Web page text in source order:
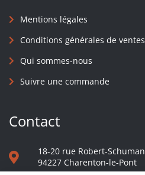
Mentions légales
Conditions générales de ventes
Qui sommes-nous
Suivre une commande
Contact
18-20 rue Robert-Schuman
94227 Charenton-le-Pont